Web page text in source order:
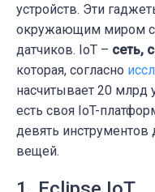
устройств. Эти
окружающим миром
датчиков. IoT – сеть,
которая, согласно
насчитывает 20 млрд
есть своя IoT-
девять инструментов
вещей.